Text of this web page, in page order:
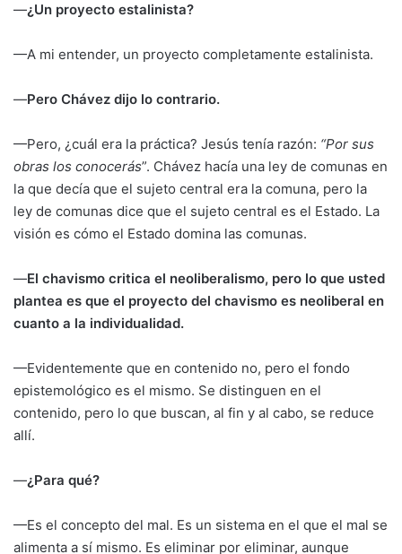
—¿Un proyecto estalinista?
—A mi entender, un proyecto completamente estalinista.
—Pero Chávez dijo lo contrario.
—Pero, ¿cuál era la práctica? Jesús tenía razón: “Por sus
obras los conocerás”. Chávez hacía una ley de comunas en
la que decía que el sujeto central era la comuna, pero la
ley de comunas dice que el sujeto central es el Estado. La
visión es cómo el Estado domina las comunas.
—El chavismo critica el neoliberalismo, pero lo que usted
plantea es que el proyecto del chavismo es neoliberal en
cuanto a la individualidad.
—Evidentemente que en contenido no, pero el fondo
epistemológico es el mismo. Se distinguen en el
contenido, pero lo que buscan, al fin y al cabo, se reduce
allí.
—¿Para qué?
—Es el concepto del mal. Es un sistema en el que el mal se
alimenta a sí mismo. Es eliminar por eliminar, aunque